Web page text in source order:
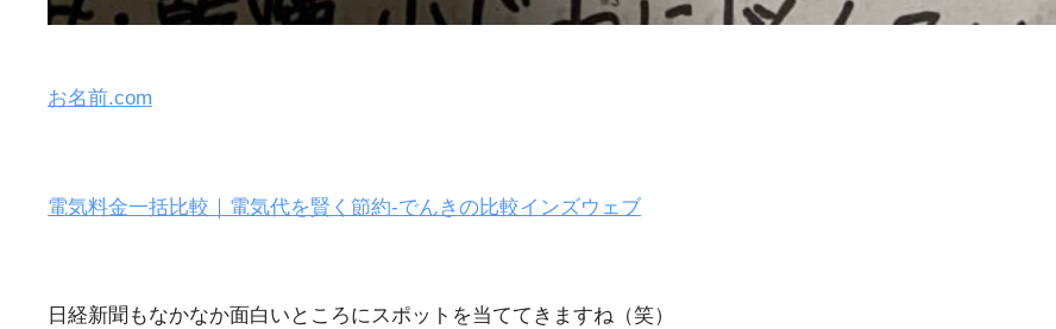
お名前.com
電気料金一括比較｜電気代を賢く節約-でんきの比較インズウェブ
日経新聞もなかなか面白いところにスポットを当ててきますね（笑）